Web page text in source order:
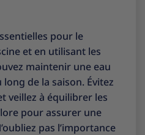
pour le
et en utilisant les
maintenir une eau
de la saison. Évitez
veillez à équilibrer les
pour assurer une
pas l’importance